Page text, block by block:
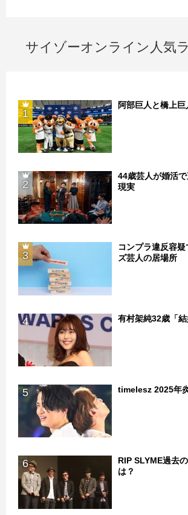
サイゾーオンライン人気
1
阿部巨人と橋上巨
2
44歳芸人が婚活
現実
3
コンプラ違反容
ズ芸人の居場所
4 有村架純32歳「
5 timelesz 2025年
6
RIP SLYME過去
は？